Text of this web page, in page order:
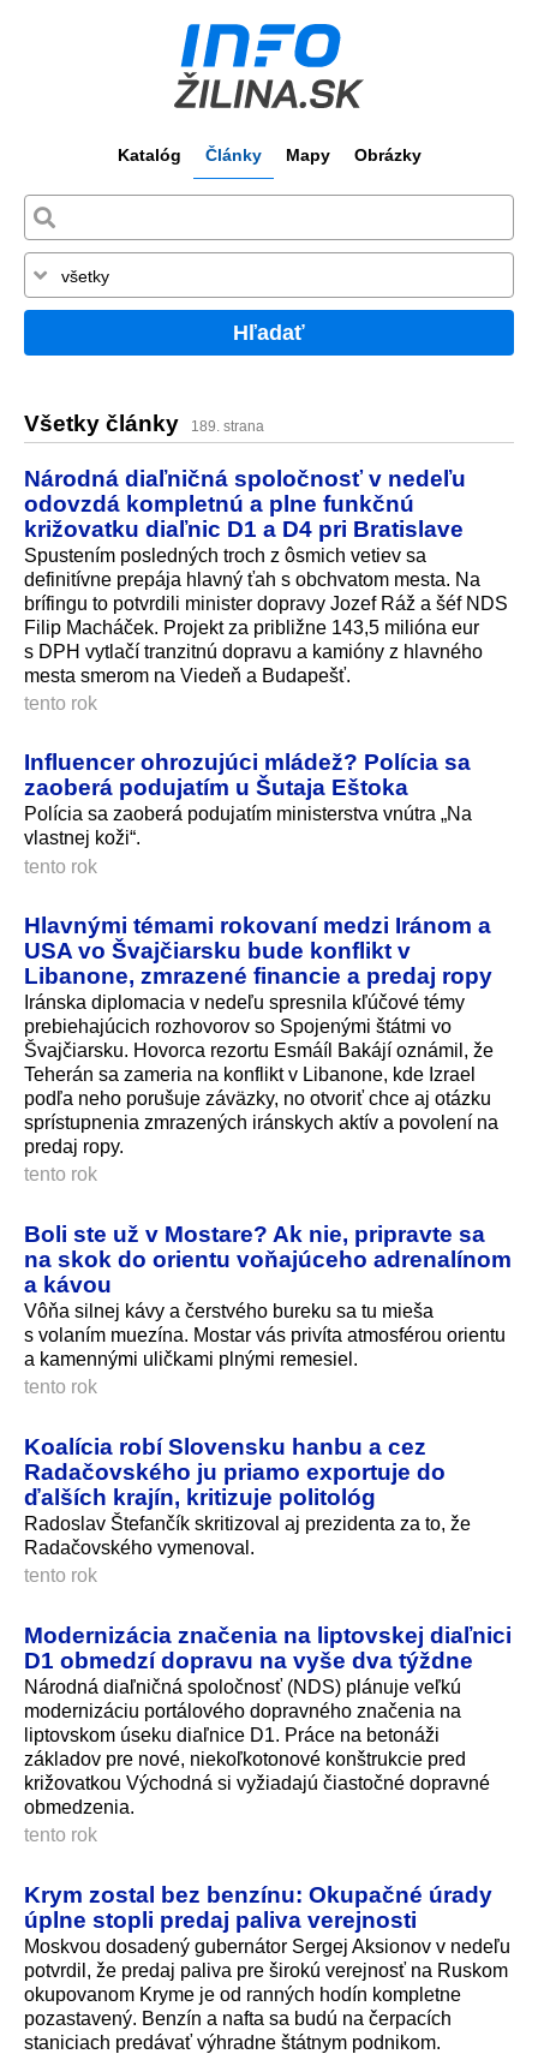
Katalóg Články Mapy Obrázky
Hľadať
Všetky články 189. strana
Národná diaľničná spoločnosť v nedeľu
odovzdá kompletnú a plne funkčnú
križovatku diaľnic D1 a D4 pri Bratislave
Spustením posledných troch z ôsmich vetiev sa
definitívne prepája hlavný ťah s obchvatom mesta. Na
brífingu to potvrdili minister dopravy Jozef Ráž a šéf NDS
Filip Macháček. Projekt za približne 143,5 milióna eur
s DPH vytlačí tranzitnú dopravu a kamióny z hlavného
mesta smerom na Viedeň a Budapešť.
tento rok
Influencer ohrozujúci mládež? Polícia sa
zaoberá podujatím u Šutaja Eštoka
Polícia sa zaoberá podujatím ministerstva vnútra „Na
vlastnej koži“.
tento rok
Hlavnými témami rokovaní medzi Iránom a
USA vo Švajčiarsku bude konflikt v
Libanone, zmrazené financie a predaj ropy
Iránska diplomacia v nedeľu spresnila kľúčové témy
prebiehajúcich rozhovorov so Spojenými štátmi vo
Švajčiarsku. Hovorca rezortu Esmáíl Bakájí oznámil, že
Teherán sa zameria na konflikt v Libanone, kde Izrael
podľa neho porušuje záväzky, no otvoriť chce aj otázku
sprístupnenia zmrazených iránskych aktív a povolení na
predaj ropy.
tento rok
Boli ste už v Mostare? Ak nie, pripravte sa
na skok do orientu voňajúceho adrenalínom
a kávou
Vôňa silnej kávy a čerstvého bureku sa tu mieša
s volaním muezína. Mostar vás privíta atmosférou orientu
a kamennými uličkami plnými remesiel.
tento rok
Koalícia robí Slovensku hanbu a cez
Radačovského ju priamo exportuje do
ďalších krajín, kritizuje politológ
Radoslav Štefančík skritizoval aj prezidenta za to, že
Radačovského vymenoval.
tento rok
Modernizácia značenia na liptovskej diaľnici
D1 obmedzí dopravu na vyše dva týždne
Národná diaľničná spoločnosť (NDS) plánuje veľkú
modernizáciu portálového dopravného značenia na
liptovskom úseku diaľnice D1. Práce na betonáži
základov pre nové, niekoľkotonové konštrukcie pred
križovatkou Východná si vyžiadajú čiastočné dopravné
obmedzenia.
tento rok
Krym zostal bez benzínu: Okupačné úrady
úplne stopli predaj paliva verejnosti
Moskvou dosadený gubernátor Sergej Aksionov v nedeľu
potvrdil, že predaj paliva pre širokú verejnosť na Ruskom
okupovanom Kryme je od ranných hodín kompletne
pozastavený. Benzín a nafta sa budú na čerpacích
staniciach predávať výhradne štátnym podnikom.